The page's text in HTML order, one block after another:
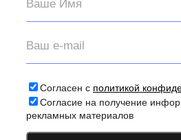
Согласен с политикой
Согласие на получение
рекламных материалов